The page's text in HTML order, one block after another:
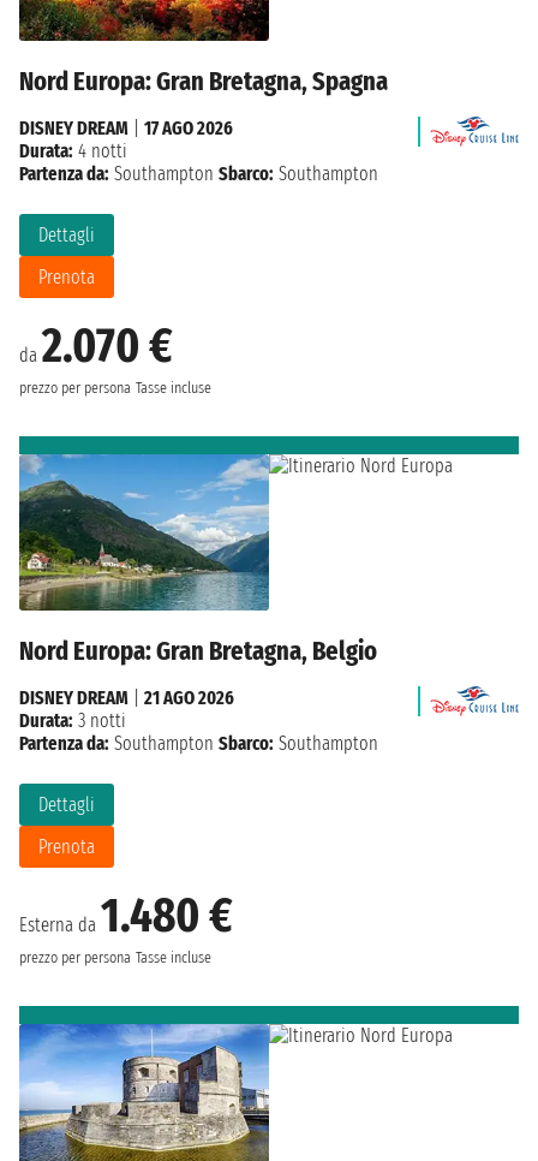
Nord Europa: Gran Bretagna, Spagna
da 2.070 €
prezzo per persona Tasse incluse
Dettagli
Prenota
DISNEY DREAM
17 AGO 2026
Durata: 4 notti
Partenza da: Southampton Sbarco: Southampton
Nord Europa: Gran Bretagna, Belgio
Esterna da 1.480 €
prezzo per persona Tasse incluse
Dettagli
Prenota
DISNEY DREAM
21 AGO 2026
Durata: 3 notti
Partenza da: Southampton Sbarco: Southampton